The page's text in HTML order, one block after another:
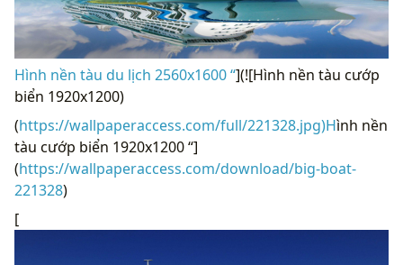
Hình nền tàu du lịch 2560x1600 “](![Hình nền tàu cướp
biển 1920x1200)
(https://wallpaperaccess.com/full/221328.jpg)Hình nền
tàu cướp biển 1920x1200 “]
(https://wallpaperaccess.com/download/big-boat-
221328)
[